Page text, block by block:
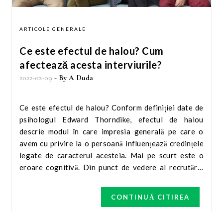
ARTICOLE GENERALE
Ce este efectul de halou? Cum
afectează acesta interviurile?
2022-02-09 - By A Duda
Ce este efectul de halou? Conform definiției date de
psihologul Edward Thorndike, efectul de halou
descrie modul în care impresia generală pe care o
avem cu privire la o persoană influențează credințele
legate de caracterul acesteia. Mai pe scurt este o
eroare cognitivă. Din punct de vedere al recrutării,
CONTINUĂ CITIREA